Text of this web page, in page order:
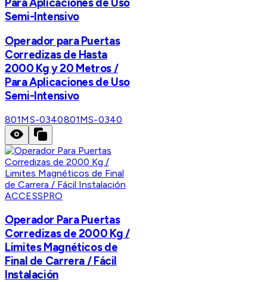
Semi-Intensivo
Operador para Puertas
Corredizas de Hasta
2000 Kg y 20 Metros /
Para Aplicaciones de Uso
Semi-Intensivo
801MS-0340801MS-0340
ACCESSPRO
Operador Para Puertas
Corredizas de 2000 Kg /
Limites Magnéticos de
Final de Carrera / Fácil
Instalación